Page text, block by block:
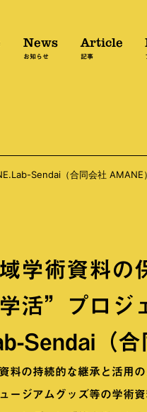
News
お知らせ
Article
記事
Sendai（合同会社 AMANE
学術資料の
活”プロジ
Sendai（
料の持続的な継承と活用
ージアムグッズ等の学術